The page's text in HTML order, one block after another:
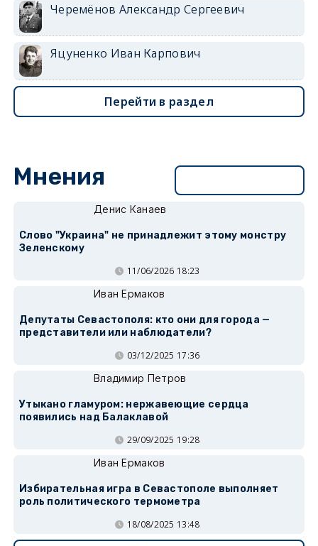
Черемёнов Александр Сергеевич
Яцуненко Иван Карпович
Перейти в раздел
Мнения
Денис Канаев
Слово "Украина" не принадлежит этому монстру
Зеленскому
11/06/2026 18:23
Иван Ермаков
Депутаты Севастополя: кто они для города —
представители или наблюдатели?
03/12/2025 17:36
Владимир Петров
Утыкано гламуром: нержавеющие сердца
появились над Балаклавой
29/09/2025 19:28
Иван Ермаков
Избирательная игра в Севастополе выполняет
роль политического термометра
18/08/2025 13:48